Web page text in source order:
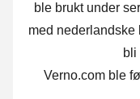
ble brukt under
med nederlandske
bli
Verno.com ble